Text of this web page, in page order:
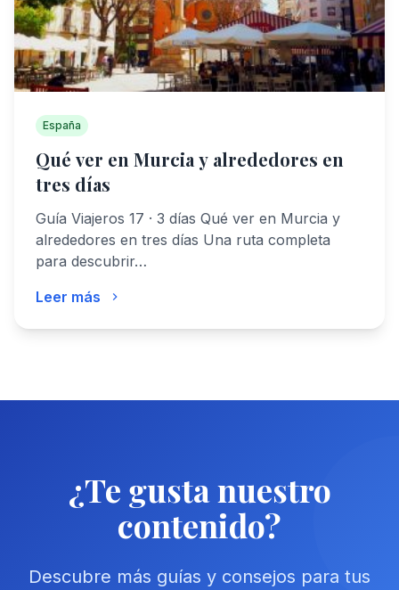
España
Qué ver en Murcia y alrededores en
tres días
Guía Viajeros 17 · 3 días Qué ver en Murcia y
alrededores en tres días Una ruta completa
para descubrir…
Leer más
¿Te gusta nuestro
contenido?
Descubre más guías y consejos para tus